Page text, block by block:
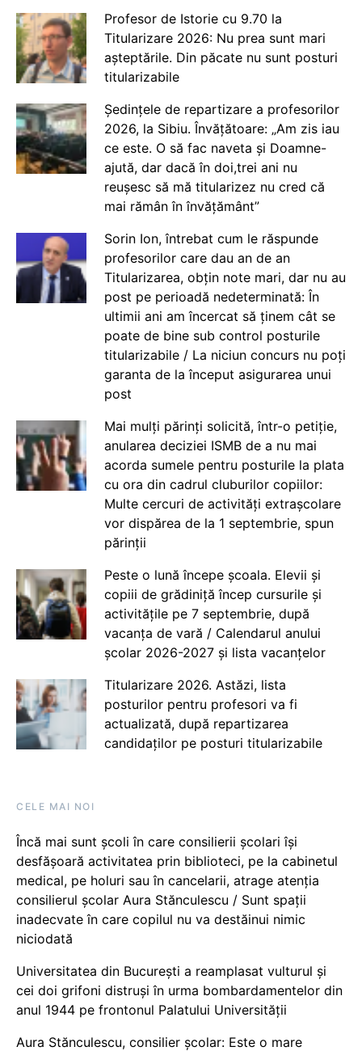
Profesor de Istorie cu 9.70 la
Titularizare 2026: Nu prea sunt mari
așteptările. Din păcate nu sunt posturi
titularizabile
Ședințele de repartizare a profesorilor
2026, la Sibiu. Învățătoare: „Am zis iau
ce este. O să fac naveta și Doamne-
ajută, dar dacă în doi,trei ani nu
reușesc să mă titularizez nu cred că
mai rămân în învățământ”
Sorin Ion, întrebat cum le răspunde
profesorilor care dau an de an
Titularizarea, obțin note mari, dar nu au
post pe perioadă nedeterminată: În
ultimii ani am încercat să ținem cât se
poate de bine sub control posturile
titularizabile / La niciun concurs nu poți
garanta de la început asigurarea unui
post
Mai mulți părinți solicită, într-o petiție,
anularea deciziei ISMB de a nu mai
acorda sumele pentru posturile la plata
cu ora din cadrul cluburilor copiilor:
Multe cercuri de activități extrașcolare
vor dispărea de la 1 septembrie, spun
părinții
Peste o lună începe școala. Elevii și
copiii de grădiniță încep cursurile și
activitățile pe 7 septembrie, după
vacanța de vară / Calendarul anului
școlar 2026-2027 și lista vacanțelor
Titularizare 2026. Astăzi, lista
posturilor pentru profesori va fi
actualizată, după repartizarea
candidaților pe posturi titularizabile
CELE MAI NOI
Încă mai sunt școli în care consilierii școlari își
desfășoară activitatea prin biblioteci, pe la cabinetul
medical, pe holuri sau în cancelarii, atrage atenția
consilierul școlar Aura Stănculescu / Sunt spații
inadecvate în care copilul nu va destăinui nimic
niciodată
Universitatea din București a reamplasat vulturul și
cei doi grifoni distruși în urma bombardamentelor din
anul 1944 pe frontonul Palatului Universității
Aura Stănculescu, consilier școlar: Este o mare